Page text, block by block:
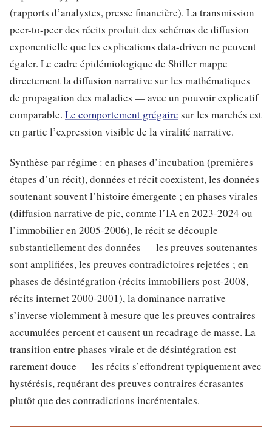
(rapports d’analystes, presse financière). La transmission
peer-to-peer des récits produit des schémas de diffusion
exponentielle que les explications data-driven ne peuvent
égaler. Le cadre épidémiologique de Shiller mappe
directement la diffusion narrative sur les mathématiques
de propagation des maladies — avec un pouvoir explicatif
comparable. Le comportement grégaire sur les marchés est
en partie l’expression visible de la viralité narrative.
Synthèse par régime : en phases d’incubation (premières
étapes d’un récit), données et récit coexistent, les données
soutenant souvent l’histoire émergente ; en phases virales
(diffusion narrative de pic, comme l’IA en 2023-2024 ou
l’immobilier en 2005-2006), le récit se découple
substantiellement des données — les preuves soutenantes
sont amplifiées, les preuves contradictoires rejetées ; en
phases de désintégration (récits immobiliers post-2008,
récits internet 2000-2001), la dominance narrative
s’inverse violemment à mesure que les preuves contraires
accumulées percent et causent un recadrage de masse. La
transition entre phases virale et de désintégration est
rarement douce — les récits s’effondrent typiquement avec
hystérésis, requérant des preuves contraires écrasantes
plutôt que des contradictions incrémentales.